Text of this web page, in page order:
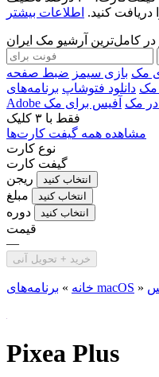
دریافت کنید. اطلاعات بیشتر
مک بازی سیمز ضبط صفحه
مک دانلود فتوشاپ برنامه‌های
در مک آفیس برای مک
فقط با ۳ کلیک
مشاهده همه گیفت کارت‌ها
نوع کارت
گیفت کارت
ریجن
انتخاب کنید
مبلغ انتخاب کنید
دوره انتخاب کنید
قیمت
—
خرید + تحویل آنی
خانه » برنامه‌های macOS »
Pixea Plus